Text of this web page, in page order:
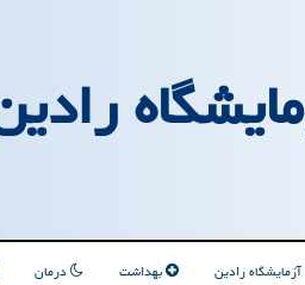
آزمایشگاه رادین بهداشت درمان